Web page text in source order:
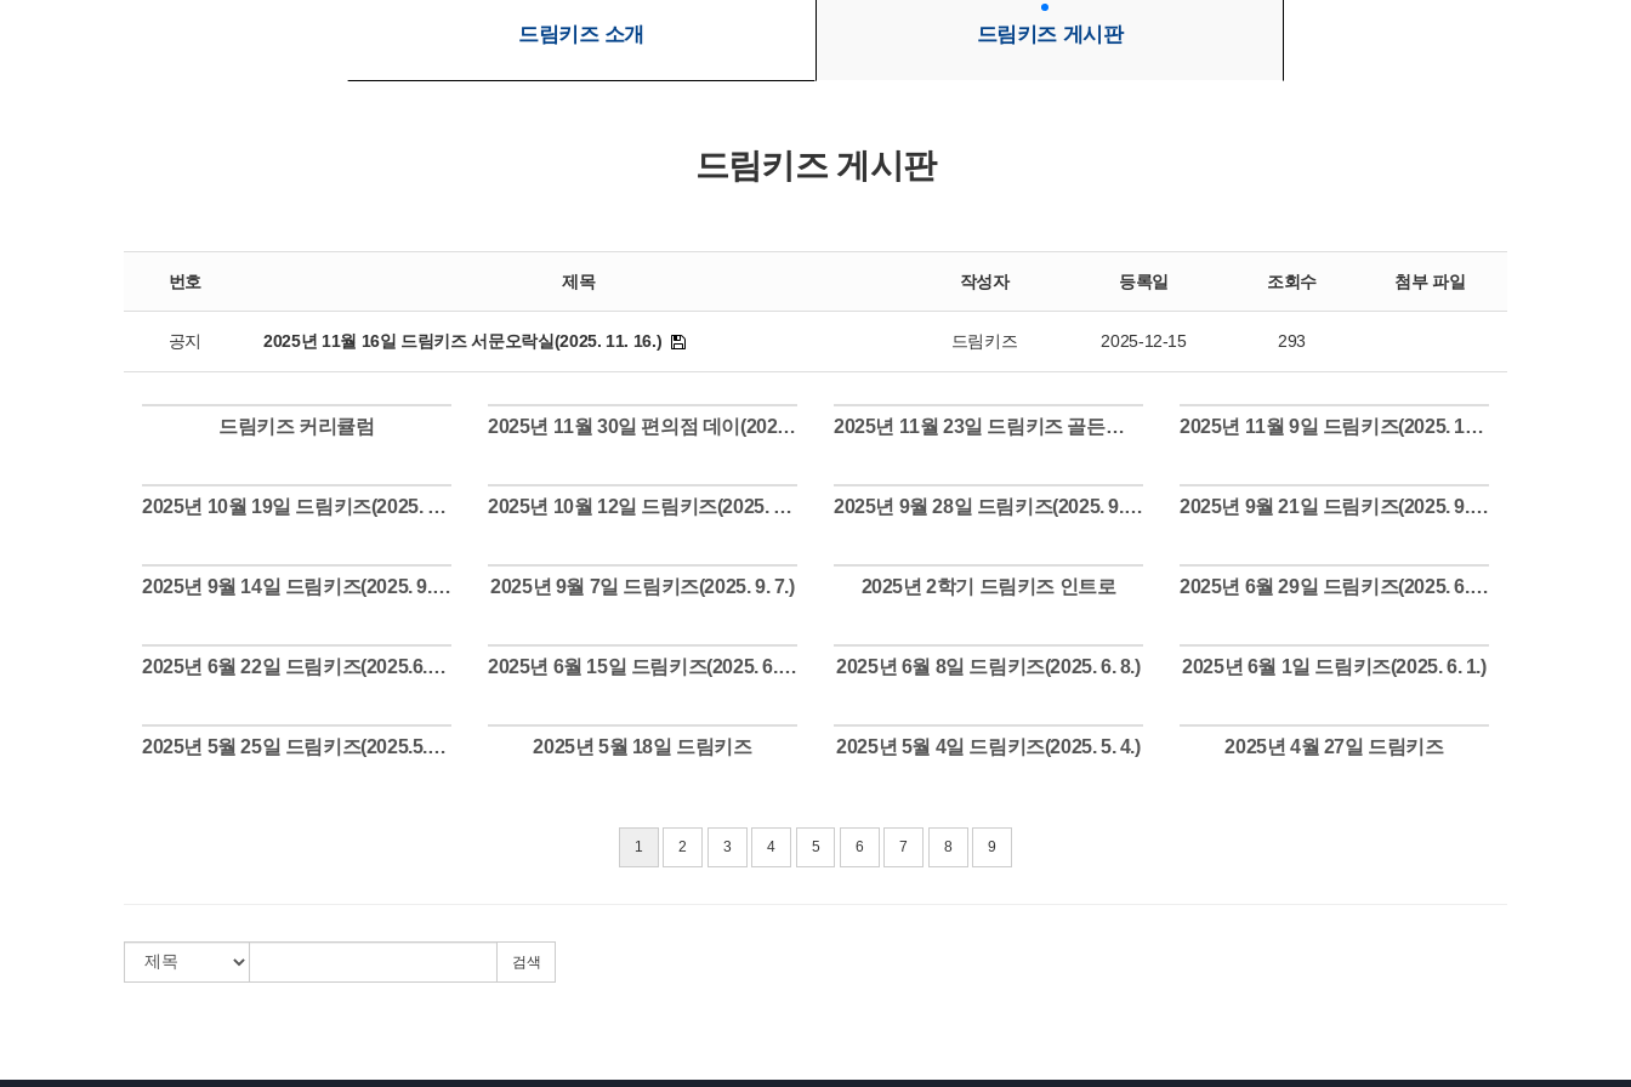
드림키즈 소개 드림키즈 게시판
드림키즈 게시판
번호 제목 작성자 등록일 조회수 첨부 파일
공지 2025년 11월 16일 드림키즈 서문오락실(2025. 11. 16.) 드림키즈 2025-12-15 293
드림키즈 커리큘럼 2025년 11월 30일 편의점 데이(2025. 11. 30.) 2025년 11월 23일 드림키즈 골든벨(2025. 11. 23.) 2025년 11월 9일 드림키즈(2025. 11. 9.)
2025년 10월 19일 드림키즈(2025. 10. 19.) 2025년 10월 12일 드림키즈(2025. 10. 12.) 2025년 9월 28일 드림키즈(2025. 9. 28.) 2025년 9월 21일 드림키즈(2025. 9. 21.)
2025년 9월 14일 드림키즈(2025. 9. 14.) 2025년 9월 7일 드림키즈(2025. 9. 7.) 2025년 2학기 드림키즈 인트로 2025년 6월 29일 드림키즈(2025. 6. 29.)
2025년 6월 22일 드림키즈(2025.6.22.) 2025년 6월 15일 드림키즈(2025. 6. 15.) 2025년 6월 8일 드림키즈(2025. 6. 8.) 2025년 6월 1일 드림키즈(2025. 6. 1.)
2025년 5월 25일 드림키즈(2025.5.25.) 2025년 5월 18일 드림키즈 2025년 5월 4일 드림키즈(2025. 5. 4.) 2025년 4월 27일 드림키즈
1 2 3 4 5 6 7 8 9
검색